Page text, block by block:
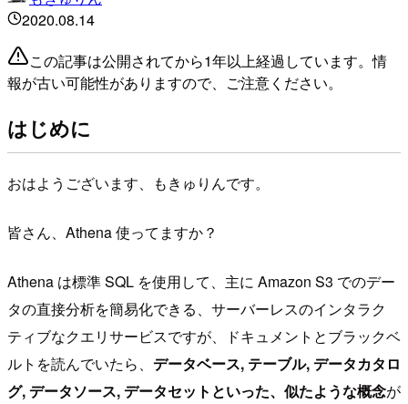
2020.08.14
この記事は公開されてから1年以上経過しています。情
報が古い可能性がありますので、ご注意ください。
はじめに
おはようございます、もきゅりんです。
皆さん、Athena 使ってますか？
Athena は標準 SQL を使用して、主に Amazon S3 でのデー
タの直接分析を簡易化できる、サーバーレスのインタラク
ティブなクエリサービスですが、ドキュメントとブラックベ
ルトを読んでいたら、 データベース, テーブル, データカタロ
グ, データソース, データセットといった、似たような概念が